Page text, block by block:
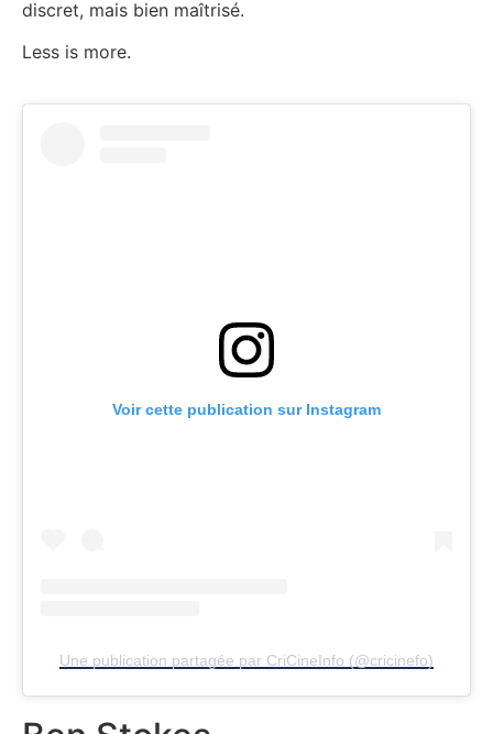
discret, mais bien maîtrisé.
Less is more.
Voir cette publication sur Instagram
Une publication partagée par CriCineInfo (@cricinefo)